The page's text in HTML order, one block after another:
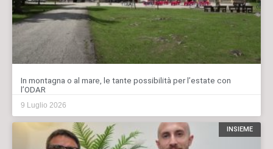
In montagna o al mare, le tante possibilità per l’estate con
l’ODAR
9 Luglio 2026
INSIEME